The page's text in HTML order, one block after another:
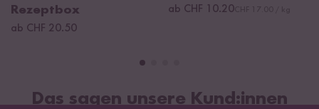
Rezeptbox
ab CHF 20.50
ab CHF 10.20
Das sagen unsere Kund:innen